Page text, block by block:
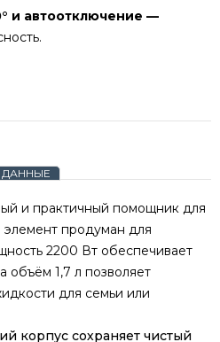
и автоотключение —
ДАННЫЕ
и практичный помощник для
продуман для
2200 Вт обеспечивает
объём 1,7 л позволяет
для семьи или
корпус сохраняет чистый